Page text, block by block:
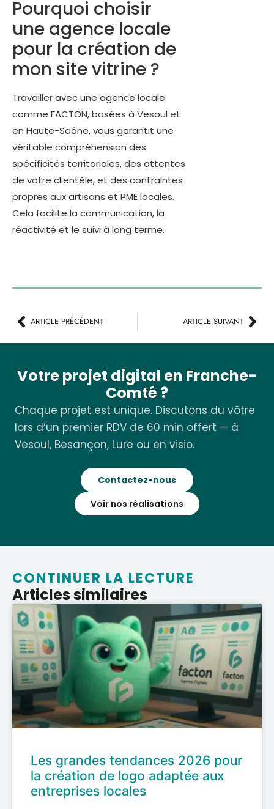
Pourquoi choisir
une agence locale
pour la création de
mon site vitrine ?
Travailler avec une agence locale
comme FACTON, basées à Vesoul et
en Haute-Saône, vous garantit une
véritable compréhension des
spécificités territoriales, des attentes
de votre clientèle, et des contraintes
propres aux artisans et PME locales.
Cela facilite la communication, la
réactivité et le suivi à long terme.
ARTICLE PRÉCÉDENT ARTICLE SUIVANT
Votre projet digital en Franche-
Comté ?
Chaque projet est unique. Discutons du vôtre
lors d’un premier RDV de 60 min offert — à
Vesoul, Besançon, Lure ou en visio.
Contactez-nous
Voir nos réalisations
CONTINUER LA LECTURE
Articles similaires
Les grandes tendances 2026 pour
la création de logo adaptée aux
entreprises locales